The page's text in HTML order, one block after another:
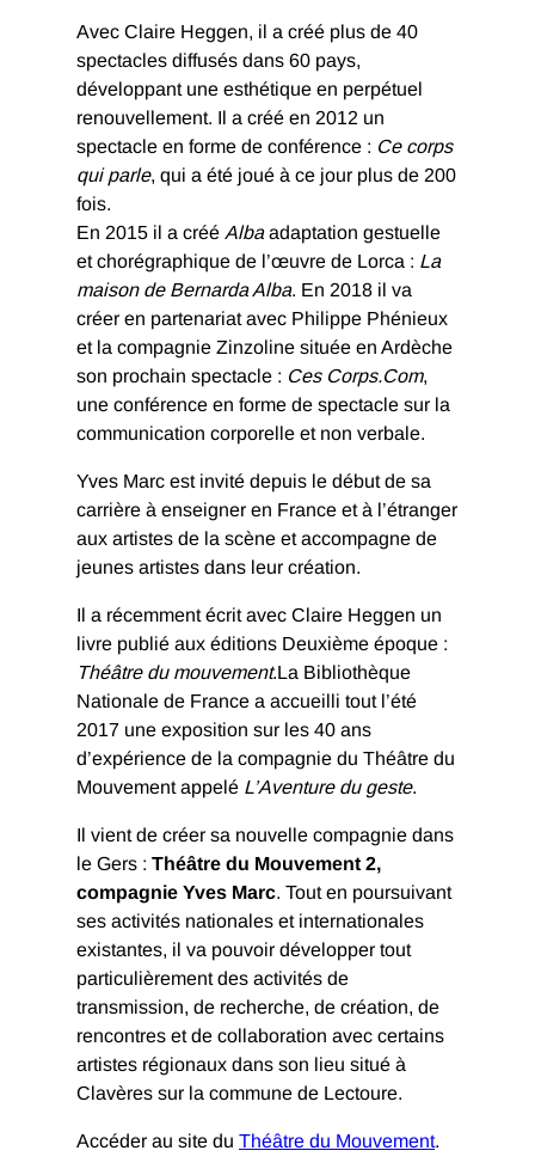
Avec Claire Heggen, il a créé plus de 40
spectacles diffusés dans 60 pays,
développant une esthétique en perpétuel
renouvellement. Il a créé en 2012 un
spectacle en forme de conférence : Ce corps
qui parle, qui a été joué à ce jour plus de 200
fois.
En 2015 il a créé Albaadaptation gestuelle
et chorégraphique de l’œuvre de Lorca : La
maison de Bernarda Alba. En 2018 il va
créer en partenariat avec Philippe Phénieux
et la compagnie Zinzoline située en Ardèche
son prochain spectacle : Ces Corps.Com,
une conférence en forme de spectacle sur la
communication corporelle et non verbale.
Yves Marc est invité depuis le début de sa
carrière à enseigner en France et à l’étranger
aux artistes de la scène et accompagne de
jeunes artistes dans leur création.
Il a récemment écrit avec Claire Heggen un
livre publié aux éditions Deuxième époque :
Théâtre du mouvement.La Bibliothèque
Nationale de France a accueilli tout l’été
2017 une exposition sur les 40 ans
d’expérience de la compagnie du Théâtre du
Mouvement appelé L’Aventure du geste.
Il vient de créer sa nouvelle compagnie dans
le Gers : Théâtre du Mouvement 2,
compagnie Yves Marc. Tout en poursuivant
ses activités nationales et internationales
existantes, il va pouvoir développer tout
particulièrement des activités de
transmission, de recherche, de création, de
rencontres et de collaboration avec certains
artistes régionaux dans son lieu situé à
Clavères sur la commune de Lectoure.
Accéder au site du Théâtre du Mouvement.